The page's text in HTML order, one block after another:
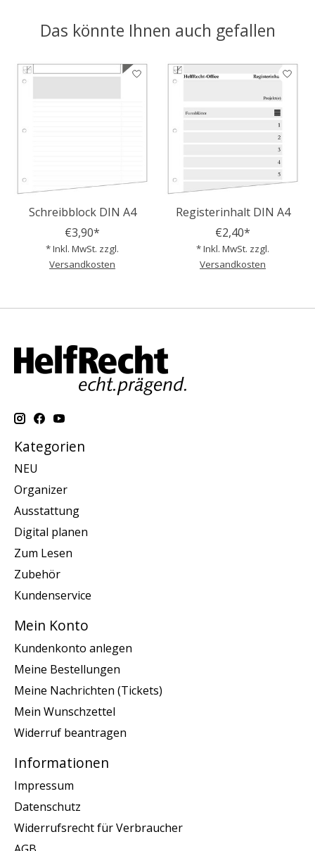
Das könnte Ihnen auch gefallen
Produkt-Karussell-Artikel
Schreibblock DIN A4
€3,90*
* Inkl. MwSt. zzgl.
Versandkosten
Registerinhalt DIN A4
€2,40*
* Inkl. MwSt. zzgl.
Versandkosten
Kategorien
NEU
Organizer
Ausstattung
Digital planen
Zum Lesen
Zubehör
Kundenservice
Mein Konto
Kundenkonto anlegen
Meine Bestellungen
Meine Nachrichten (Tickets)
Mein Wunschzettel
Widerruf beantragen
Informationen
Impressum
Datenschutz
Widerrufsrecht für Verbraucher